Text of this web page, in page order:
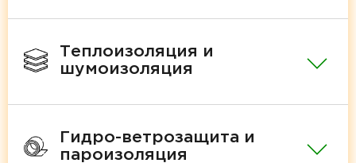
Теплоизоляция и
шумоизоляция
Гидро-ветрозащита и
пароизоляция